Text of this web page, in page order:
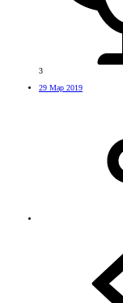
3
29 Мар 2019